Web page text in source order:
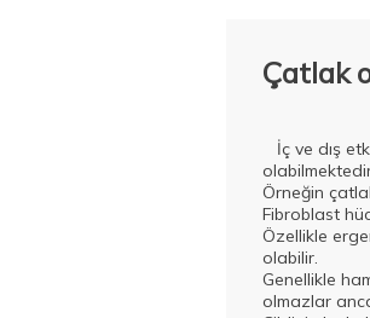
Çatlak
İç ve dış
Örneğin
Fibroblast
Özellikle
olabilir.
Genellikle
olmazlar